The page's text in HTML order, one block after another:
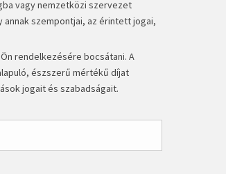
vagy nemzetközi szervezet
szempontjai, az érintett jogai,
rendelkezésére bocsátani. A
észszerű mértékű díjat
jogait és szabadságait.